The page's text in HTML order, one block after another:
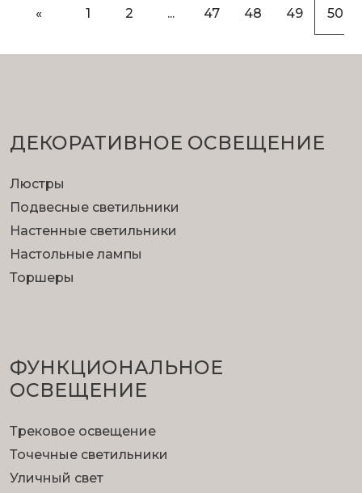
« 1 2 ... 47 48 49 50
ДЕКОРАТИВНОЕ ОСВЕЩЕНИЕ
Люстры
Подвесные светильники
Настенные светильники
Настольные лампы
Торшеры
ФУНКЦИОНА­ЛЬНОЕ
ОСВЕЩЕНИЕ
Трековое освещение
Точечные светильники
Уличный свет